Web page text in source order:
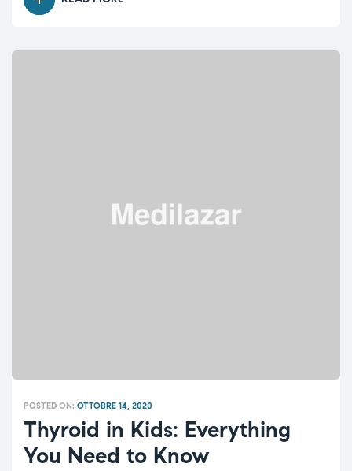
POSTED ON: OTTOBRE 14, 2020
Thyroid in Kids: Everything
You Need to Know